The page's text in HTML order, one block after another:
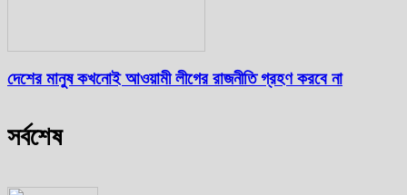
দেশের মানুষ কখনোই আওয়ামী লীগের রাজনীতি গ্রহণ করবে না
সর্বশেষ